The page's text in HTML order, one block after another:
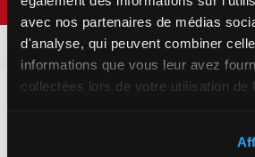
avec nos partenaires de médias
d'analyse, qui peuvent combiner
informations que vous leur avez
collectées lors de votre utilisation de